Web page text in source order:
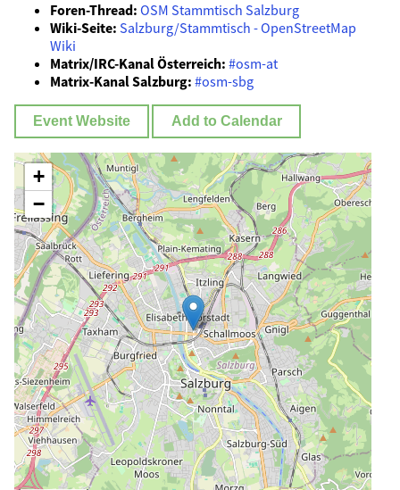
Foren-Thread: OSM Stammtisch Salzburg
Wiki-Seite: Salzburg/Stammtisch - OpenStreetMap
Wiki
Matrix/IRC-Kanal Österreich: #osm-at
Matrix-Kanal Salzburg: #osm-sbg
Event Website Add to Calendar
+
−